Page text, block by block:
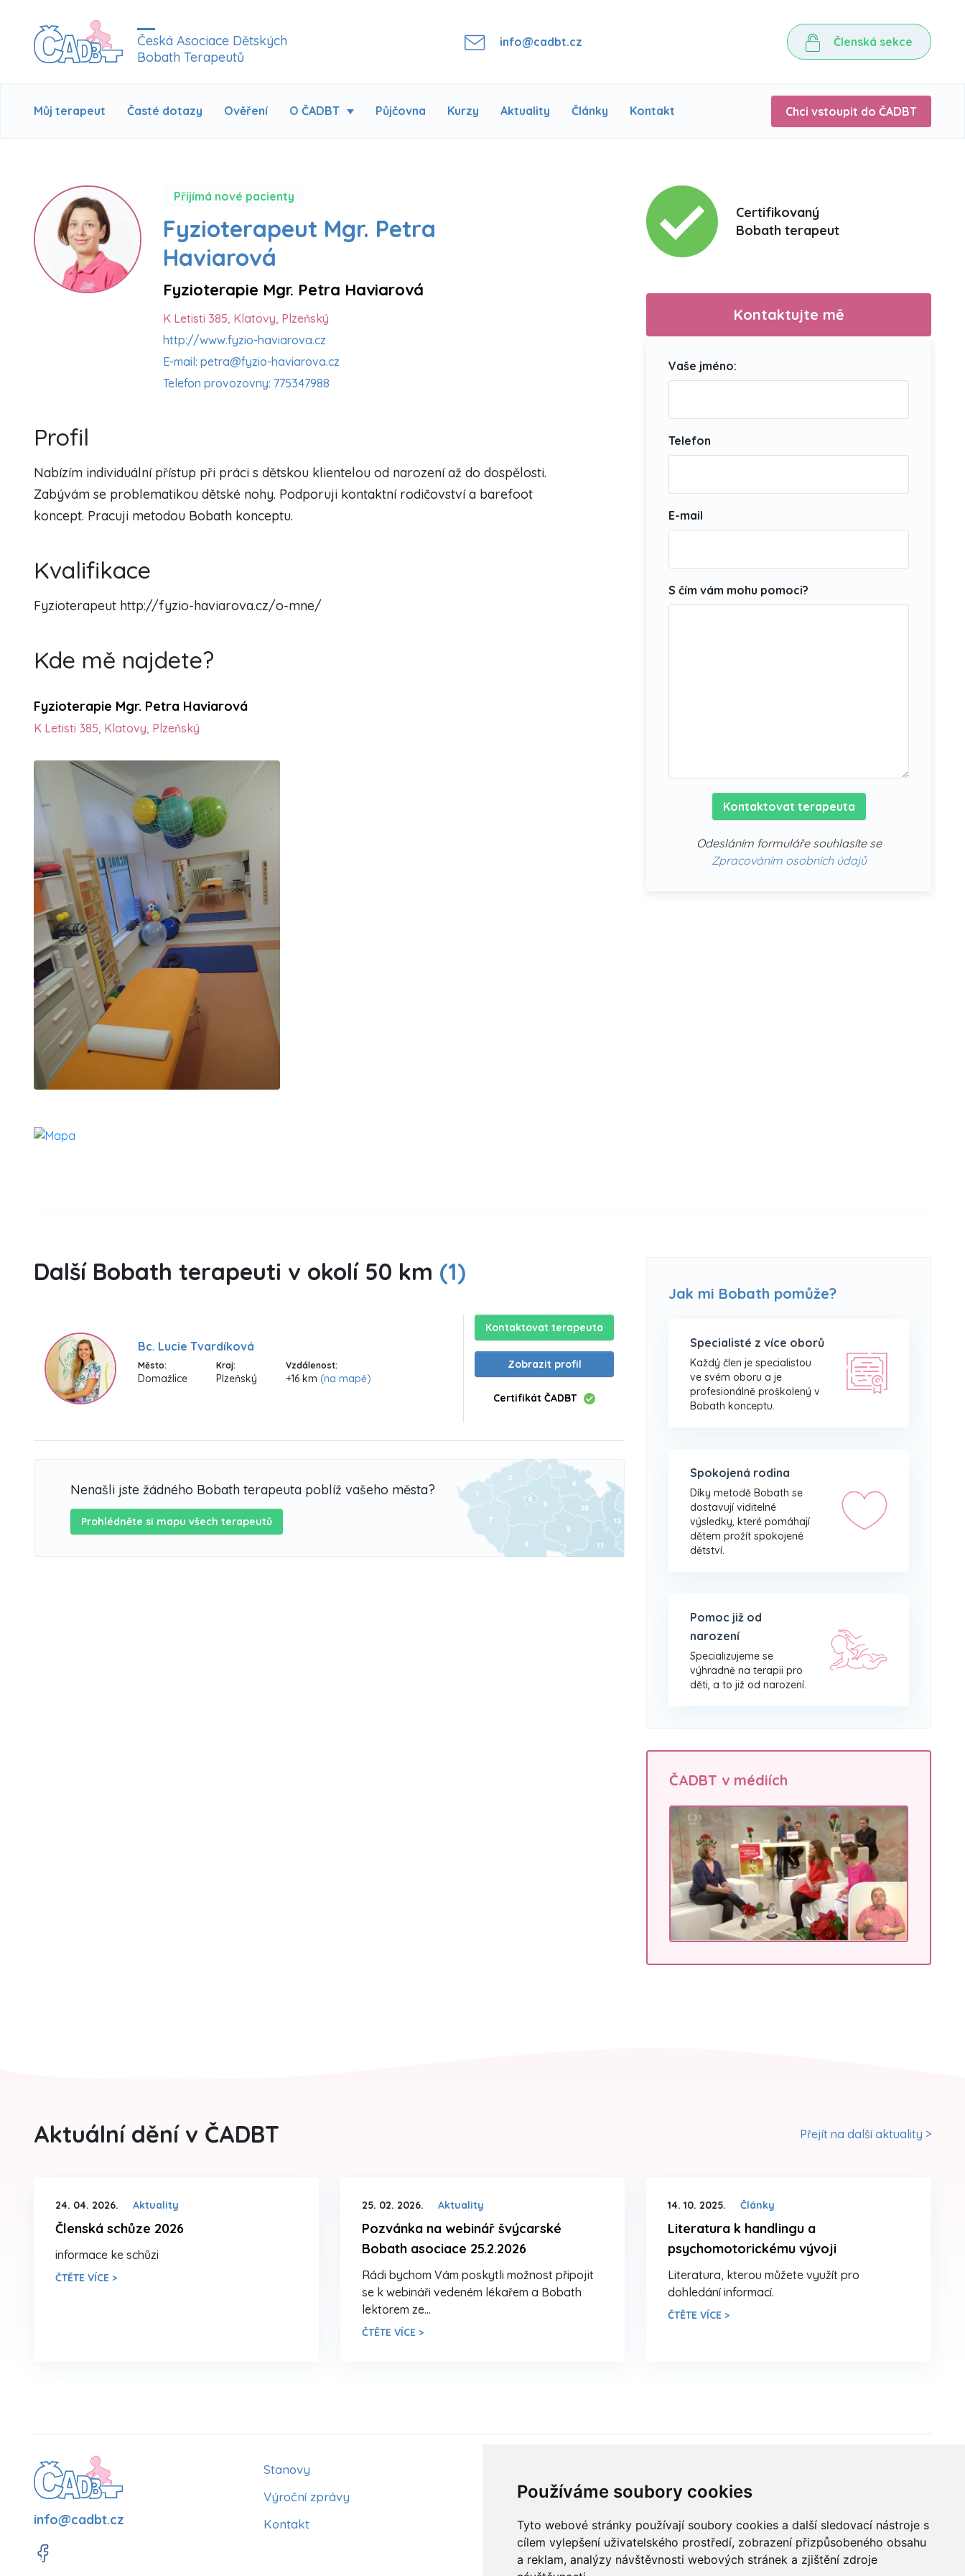
Používáme soubory cookies
Tyto webové stránky používají soubory cookies a další sledovací nástroje s
cílem vylepšení uživatelského prostředí, zobrazení přizpůsobeného obsahu
a reklam, analýzy návštěvnosti webových stránek a zjištění zdroje
Česká Asociace Dětských
Bobath Terapeutů
info@cadbt.cz Členská sekce
Můj terapeut Časté dotazy Ověření O ČADBT Půjčovna Kurzy Aktuality Články Kontakt Chci vstoupit do ČADBT
Přijímá nové pacienty
Fyzioterapeut Mgr. Petra
Haviarová
Fyzioterapie Mgr. Petra Haviarová
K Letisti 385, Klatovy, Plzeňský
http://www.fyzio-haviarova.cz
E-mail: petra@fyzio-haviarova.cz
Telefon provozovny: 775347988
Profil
Nabízím individuální přístup při práci s dětskou klientelou od narození až do dospělosti.
Zabývám se problematikou dětské nohy. Podporuji kontaktní rodičovství a barefoot
koncept. Pracuji metodou Bobath konceptu.
Kvalifikace
Fyzioterapeut http://fyzio-haviarova.cz/o-mne/
Kde mě najdete?
Fyzioterapie Mgr. Petra Haviarová
K Letisti 385, Klatovy, Plzeňský
Certifikovaný
Bobath terapeut
Kontaktujte mě
Vaše jméno:
Telefon
E-mail
S čím vám mohu pomoci?
Kontaktovat terapeuta
Odesláním formuláře souhlasíte se
Zpracováním osobních údajů
Další Bobath terapeuti v okolí 50 km (1)
Bc. Lucie Tvardíková
Město:
Domažlice
Kraj:
Plzeňský
Vzdálenost:
+16 km (na mapě)
Kontaktovat terapeuta
Zobrazit profil
Certifikát ČADBT
Nenašli jste žádného Bobath terapeuta poblíž vašeho města?
Prohlédněte si mapu všech terapeutů
Jak mi Bobath pomůže?
Specialisté z více oborů
Každý člen je specialistou
ve svém oboru a je
profesionálně proškolený v
Bobath konceptu.
Spokojená rodina
Díky metodě Bobath se
dostavují viditelné
výsledky, které pomáhají
dětem prožít spokojené
dětství.
Pomoc již od
narození
Specializujeme se
výhradně na terapii pro
děti, a to již od narození.
ČADBT v médiích
Aktuální dění v ČADBT Přejít na další aktuality >
24. 04. 2026. Aktuality
Členská schůze 2026
informace ke schůzi
ČTĚTE VÍCE >
25. 02. 2026. Aktuality
Pozvánka na webinář švýcarské
Bobath asociace 25.2.2026
Rádi bychom Vám poskytli možnost připojit
se k webináři vedeném lékařem a Bobath
lektorem ze…
ČTĚTE VÍCE >
14. 10. 2025. Články
Literatura k handlingu a
psychomotorickému vývoji
Literatura, kterou můžete využít pro
dohledání informací.
ČTĚTE VÍCE >
info@cadbt.cz
Stanovy
Výroční zprávy
Kontakt
Články
Kurzy a workshopy
Česká Asociace Dětských Bobath
Terapeutů spolek (z.s.)
Ukrajinská 1534
708 00 Ostrava-Poruba